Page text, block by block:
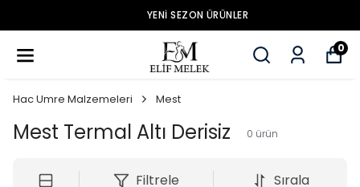
YENİ SEZON ÜRÜNLER
0
Hac Umre Malzemeleri Mest
Mest Termal Altı Derisiz 0 ürün
Filtrele Sırala